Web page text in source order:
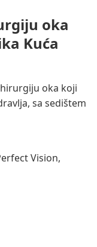
oka
Kuća
oka koji
sa sedištem